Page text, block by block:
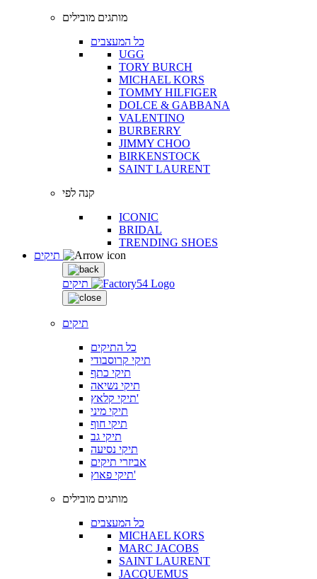
מותגים מובילים
כל המעצבים
UGG
TORY BURCH
MICHAEL KORS
TOMMY HILFIGER
DOLCE & GABBANA
VALENTINO
BURBERRY
JIMMY CHOO
BIRKENSTOCK
SAINT LAURENT
קנה לפי
ICONIC
BRIDAL
TRENDING SHOES
תיקים
תיקים
כל התיקים
תיקי קרוסבודי
תיקי כתף
תיקי נשיאה
תיקי קלאץ'
תיקי מיני
תיקי חוף
תיקי גב
תיקי נסיעה
אביזרי תיקים
תיקי פאוץ'
מותגים מובילים
כל המעצבים
MICHAEL KORS
MARC JACOBS
SAINT LAURENT
JACQUEMUS